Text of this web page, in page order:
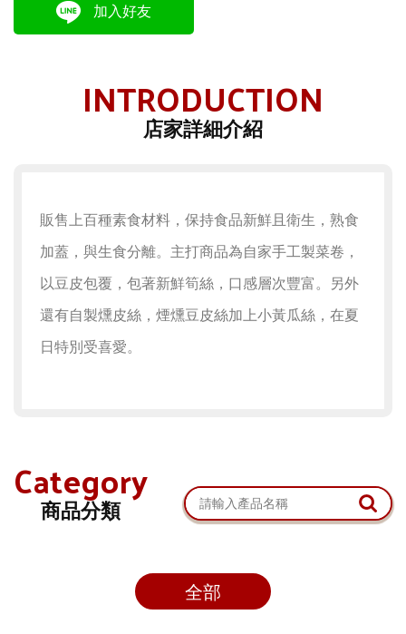
加入好友
INTRODUCTION
店家詳細介紹
販售上百種素食材料，保持食品新鮮且衛生，熟食
加蓋，與生食分離。主打商品為自家手工製菜卷，
以豆皮包覆，包著新鮮筍絲，口感層次豐富。另外
還有自製燻皮絲，煙燻豆皮絲加上小黃瓜絲，在夏
日特別受喜愛。
Category
商品分類
全部